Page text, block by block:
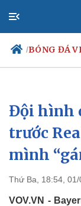
/BÓNG ĐÁ
Chính trị
Đảng
Tổ chức nhân sự
Quốc hội
Nhận diện sự thật
Đội hình
trước
mình
Thứ Ba, 18:54, 01/
VOV.VN -